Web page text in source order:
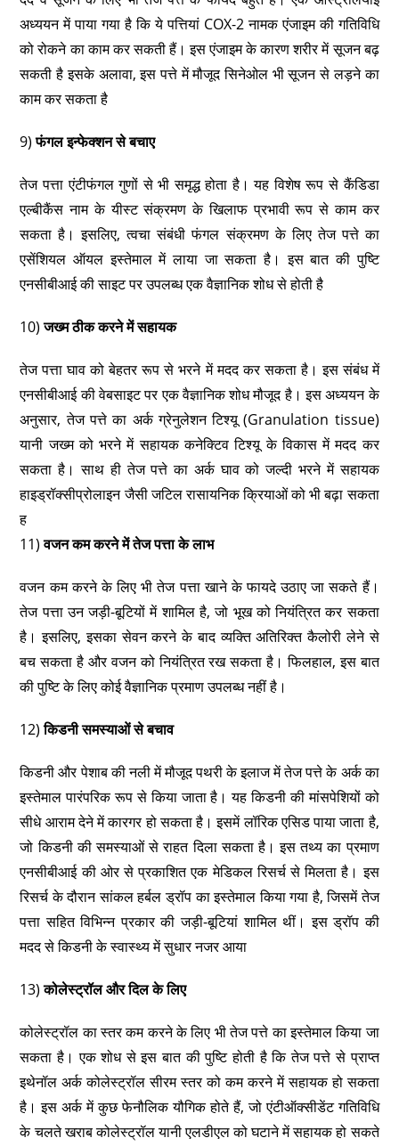
अध्ययन में पाया गया है कि ये पत्तियां COX-2 नामक एंजाइम की गतिविधि
को रोकने का काम कर सकती हैं। इस एंजाइम के कारण शरीर में सूजन बढ़
सकती है इसके अलावा, इस पत्ते में मौजूद सिनेओल भी सूजन से लड़ने का
काम कर सकता है
9)फंगल इन्फेक्शन से बचाए
तेज पत्ता एंटीफंगल गुणों से भी समृद्ध होता है। यह विशेष रूप से कैंडिडा
एल्‍बीकैंस नाम के यीस्ट संक्रमण के खिलाफ प्रभावी रूप से काम कर
सकता है। इसलिए, त्वचा संबंधी फंगल संक्रमण के लिए तेज पत्ते का
एसेंशियल ऑयल इस्तेमाल में लाया जा सकता है। इस बात की पुष्टि
एनसीबीआई की साइट पर उपलब्ध एक वैज्ञानिक शोध से होती है
10)जख्म ठीक करने में सहायक
तेज पत्ता घाव को बेहतर रूप से भरने में मदद कर सकता है। इस संबंध में
एनसीबीआई की वेबसाइट पर एक वैज्ञानिक शोध मौजूद है। इस अध्ययन के
अनुसार, तेज पत्ते का अर्क ग्रेनुलेशन टिश्यू (Granulation tissue)
यानी जख्म को भरने में सहायक कनेक्टिव टिश्यू के विकास में मदद कर
सकता है। साथ ही तेज पत्ते का अर्क घाव को जल्दी भरने में सहायक
हाइड्रॉक्सीप्रोलाइन जैसी जटिल रासायनिक क्रियाओं को भी बढ़ा सकता
ह
11)वजन कम करने में तेज पत्ता के लाभ
वजन कम करने के लिए भी तेज पत्ता खाने के फायदे उठाए जा सकते हैं।
तेज पत्ता उन जड़ी-बूटियों में शामिल है, जो भूख को नियंत्रित कर सकता
है। इसलिए, इसका सेवन करने के बाद व्यक्ति अतिरिक्त कैलोरी लेने से
बच सकता है और वजन को नियंत्रित रख सकता है। फिलहाल, इस बात
की पुष्टि के लिए कोई वैज्ञानिक प्रमाण उपलब्ध नहीं है।
12)किडनी समस्याओं से बचाव
किडनी और पेशाब की नली में मौजूद पथरी के इलाज में तेज पत्ते के अर्क का
इस्तेमाल पारंपरिक रूप से किया जाता है। यह किडनी की मांसपेशियों को
सीधे आराम देने में कारगर हो सकता है। इसमें लॉरिक एसिड पाया जाता है,
जो किडनी की समस्याओं से राहत दिला सकता है। इस तथ्य का प्रमाण
एनसीबीआई की ओर से प्रकाशित एक मेडिकल रिसर्च से मिलता है। इस
रिसर्च के दौरान सांकल हर्बल ड्रॉप का इस्तेमाल किया गया है, जिसमें तेज
पत्ता सहित विभिन्न प्रकार की जड़ी-बूटियां शामिल थीं। इस ड्रॉप की
मदद से किडनी के स्वास्थ्य में सुधार नजर आया
13)कोलेस्ट्रॉल और दिल के लिए
कोलेस्ट्रॉल का स्तर कम करने के लिए भी तेज पत्ते का इस्तेमाल किया जा
सकता है। एक शोध से इस बात की पुष्टि होती है कि तेज पत्ते से प्राप्त
इथेनॉल अर्क कोलेस्ट्रॉल सीरम स्तर को कम करने में सहायक हो सकता
है। इस अर्क में कुछ फेनौलिक यौगिक होते हैं, जो एंटीऑक्सीडेंट गतिविधि
के चलते खराब कोलेस्ट्रॉल यानी एलडीएल को घटाने में सहायक हो सकते